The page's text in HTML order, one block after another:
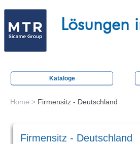
t
r
a
Lösungen
Kataloge
are
Home > Firmensitz - Deutschland
Firmensitz - Deutschland